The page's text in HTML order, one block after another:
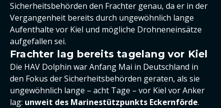
Sicherheitsbehörden den Frachter genau, da er in der
Vergangenheit bereits durch ungewöhnlich lange
Aufenthalte vor Kiel und mögliche Drohneneinsätze
aufgefallen sei.
Frachter lag bereits tagelang vor Kiel
Die HAV Dolphin war Anfang Mai in Deutschland in
den Fokus der Sicherheitsbehörden geraten, als sie
ungewöhnlich lange – acht Tage – vor Kiel vor Anker
lag: unweit des Marinestützpunkts Eckernförde.